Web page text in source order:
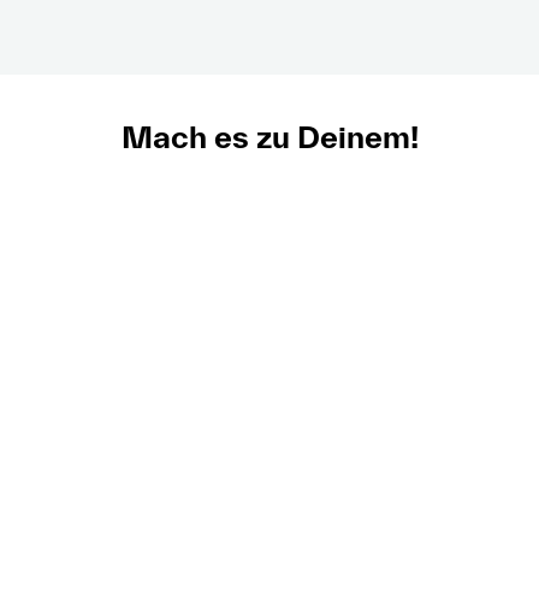
Mach es zu Deinem!